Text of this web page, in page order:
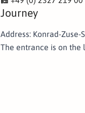
Journey
Address: Konrad-Zuse-
The entrance is on